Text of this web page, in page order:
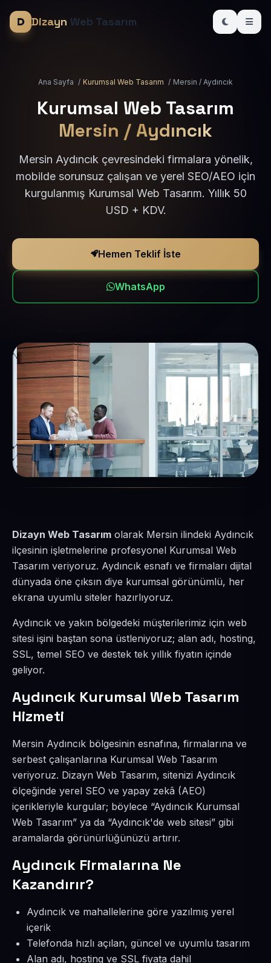
Dizayn Web Tasarım
Ana Sayfa / Kurumsal Web Tasarım / Mersin / Aydıncık
Kurumsal Web Tasarım
Mersin / Aydıncık
Mersin Aydıncık çevresindeki firmalara yönelik,
mobilde sorunsuz çalışan ve yerel SEO/AEO için
kurgulanmış Kurumsal Web Tasarım. Yıllık 50
USD + KDV.
Hemen Teklif İste
WhatsApp
Dizayn Web Tasarım olarak Mersin ilindeki Aydıncık
ilçesinin işletmelerine profesyonel Kurumsal Web
Tasarım veriyoruz. Aydıncık esnafı ve firmaları dijital
dünyada öne çıksın diye kurumsal görünümlü, her
ekrana uyumlu siteler hazırlıyoruz.
Aydıncık ve yakın bölgedeki müşterilerimiz için web
sitesi işini baştan sona üstleniyoruz; alan adı, hosting,
SSL, temel SEO ve destek tek yıllık fiyatın içinde
geliyor.
Aydıncık Kurumsal Web Tasarım
Hizmeti
Mersin Aydıncık bölgesinin esnafına, firmalarına ve
serbest çalışanlarına Kurumsal Web Tasarım
veriyoruz. Dizayn Web Tasarım, sitenizi Aydıncık
ölçeğinde yerel SEO ve yapay zekâ (AEO)
içerikleriyle kurgular; böylece “Aydıncık Kurumsal
Web Tasarım” ya da “Aydıncık'de web sitesi” gibi
aramalarda görünürlüğünüzü artırır.
Aydıncık Firmalarına Ne
Kazandırır?
Aydıncık ve mahallelerine göre yazılmış yerel
içerik
Telefonda hızlı açılan, güncel ve uyumlu tasarım
Alan adı, hosting ve SSL fiyata dahil